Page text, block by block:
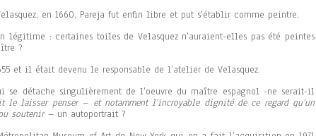
en 1660, Pareja fut enfin libre et put s’établir comme peintre.
légitime : certaines toiles de Velasquez n’auraient-elles pas été peintes
?
et il était devenu le responsable de l’atelier de Velasquez.
se détache singulièrement de l’oeuvre du maître espagnol -ne serait-il
le laisser penser – et notamment l’incroyable dignité de ce regard qu’un
soutenir – un autoportrait ?